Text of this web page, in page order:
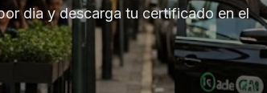
dia y descarga tu certificado en el